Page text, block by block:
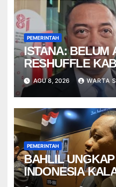
PEMERINTAH
ISTANA: BELUM
RESHUFFLE
AGU 8, 2026 WARTA
PEMERINTAH
BAHLIL
INDONESIA
VIETNAM